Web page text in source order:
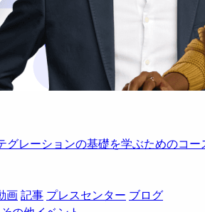
レーションの基礎を学ぶためのコー
画記事 プレスセンター ブログ